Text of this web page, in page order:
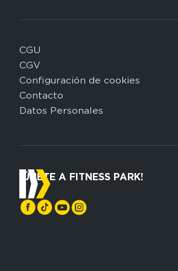
Domain
menu
for
FP
Espagne
CGU
CGV
Configuración de cookies
Contacto
Datos Personales
¡ÚNETE A FITNESS PARK!